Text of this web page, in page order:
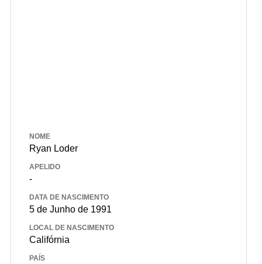
NOME
Ryan Loder
APELIDO
-
DATA DE NASCIMENTO
5 de Junho de 1991
LOCAL DE NASCIMENTO
Califórnia
PAÍS